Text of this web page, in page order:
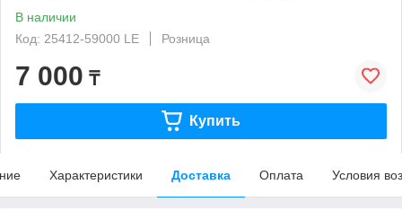
В наличии
Код: 25412-59000 LE
Розница
7 000 ₸
Купить
Характеристики Доставка Оплата Условия